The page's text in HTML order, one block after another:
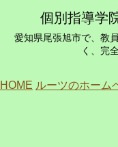
個別指導学
愛知県尾張旭市で、教
く、完
HOME ルーツのホーム